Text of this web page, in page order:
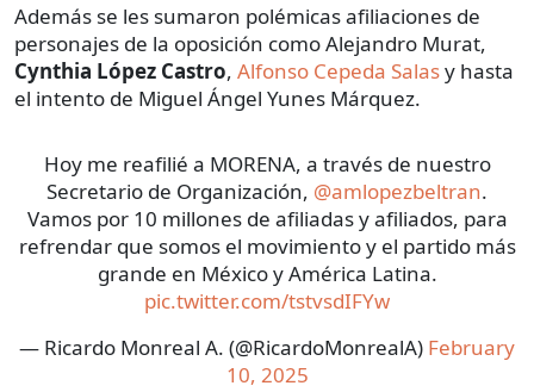
Además se les sumaron polémicas afiliaciones de
personajes de la oposición como Alejandro Murat,
Cynthia López Castro, Alfonso Cepeda Salasy hasta
el intento de Miguel Ángel Yunes Márquez.
Hoy me reafilié a MORENA, a través de nuestro
Secretario de Organización, @amlopezbeltran.
Vamos por 10 millones de afiliadas y afiliados, para
refrendar que somos el movimiento y el partido más
grande en México y América Latina.
pic.twitter.com/tstvsdIFYw
— Ricardo Monreal A. (@RicardoMonrealA) February
10, 2025